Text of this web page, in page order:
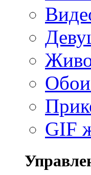
GIF